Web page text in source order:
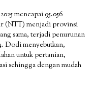
mencapai 95.056
(NTT) menjadi provinsi
sama, terjadi penurunan
Dodi menyebutkan,
untuk pertanian,
sehingga dengan mudah